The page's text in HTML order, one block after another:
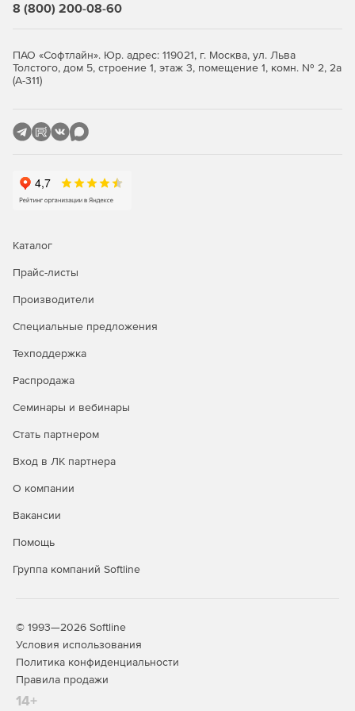
8 (800) 200-08-60
ПАО «Софтлайн». Юр. адрес: 119021, г. Москва, ул. Льва
Толстого, дом 5, строение 1, этаж 3, помещение 1, комн. № 2, 2а
(А-311)
Каталог
Прайс-листы
Производители
Специальные предложения
Техподдержка
Распродажа
Семинары и вебинары
Стать партнером
Вход в ЛК партнера
О компании
Вакансии
Помощь
Группа компаний Softline
© 1993—2026 Softline
Условия использования
Политика конфиденциальности
Правила продажи
14+